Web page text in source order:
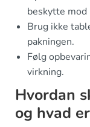
beskytte mod
Brug ikke
pakningen.
Følg
virkning.
Hvordan
og hvad